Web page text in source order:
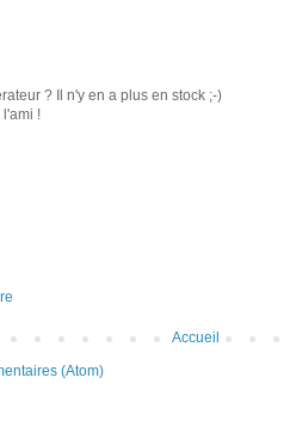
? Il n'y en a plus en stock ;-)
l'ami !
Accueil
(Atom)